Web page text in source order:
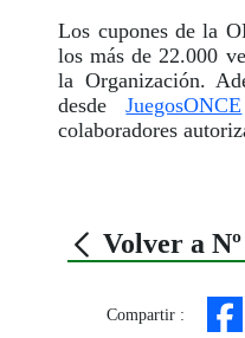
Los cupones de la
los más de 22.000
la Organización.
desdeJuegosONCE
colaboradores
Volver a
Compartir :